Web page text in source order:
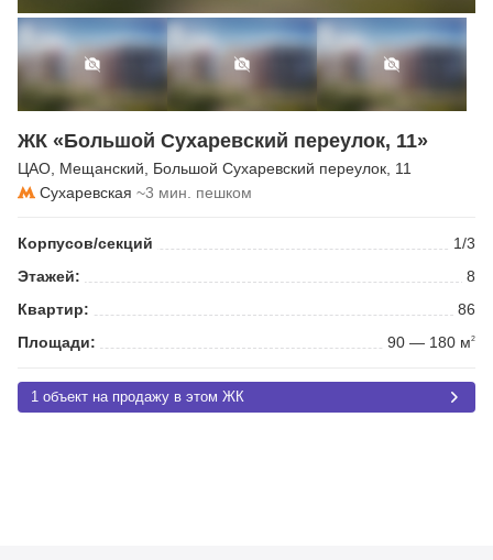
ЖК «Большой Сухаревский переулок, 11»
ЦАО, Мещанский, Большой Сухаревский переулок, 11
Сухаревская ~3 мин. пешком
Корпусов/секций
1/3
Этажей:
8
Квартир:
86
Площади:
90 — 180 м2
1 объект на продажу в этом ЖК